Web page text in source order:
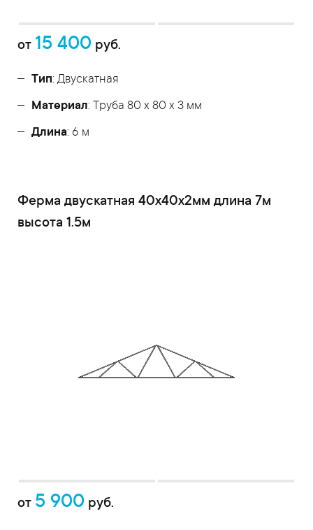
от 15 400 руб.
Тип: Двускатная
Материал: Труба 80 x 80 x 3 мм
Длина: 6 м
Ферма двускатная 40x40x2мм длина 7м
высота 1.5м
от 5 900 руб.